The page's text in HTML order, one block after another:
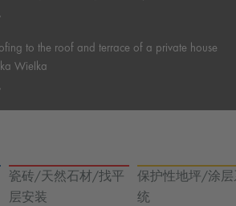
to the roof and terrace of a private house
Wielka
瓷砖/天然石材/找平
层安装
保护性地坪/涂层
统